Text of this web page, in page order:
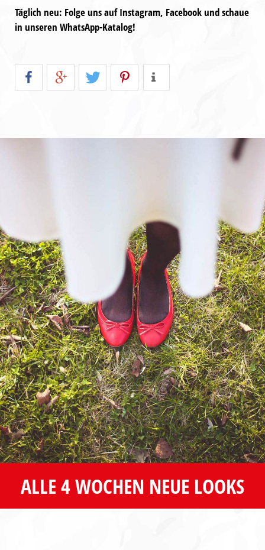
Täglich neu: Folge uns auf Instagram, Facebook und schaue
in unseren WhatsApp-Katalog!
ALLE 4 WOCHEN NEUE LOOKS